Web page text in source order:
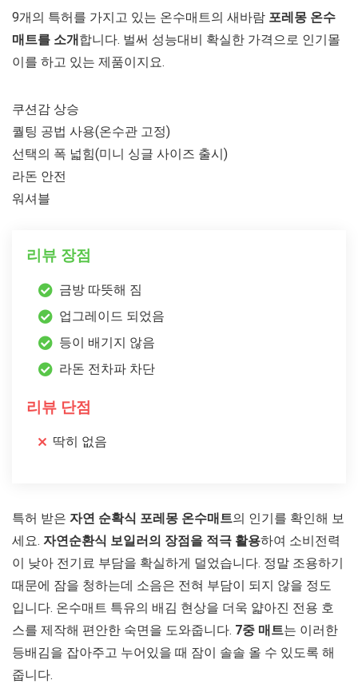
9개의 특허를 가지고 있는 온수매트의 새바람 포레몽 온수
매트를 소개합니다. 벌써 성능대비 확실한 가격으로 인기몰
이를 하고 있는 제품이지요.
쿠션감 상승
퀄팅 공법 사용(온수관 고정)
선택의 폭 넓힘(미니 싱글 사이즈 출시)
라돈 안전
워셔블
리뷰 장점
금방 따뜻해 짐
업그레이드 되었음
등이 배기지 않음
라돈 전차파 차단
리뷰 단점
딱히 없음
특허 받은 자연 순확식 포레몽 온수매트의 인기를 확인해 보
세요. 자연순환식 보일러의 장점을 적극 활용하여 소비전력
이 낮아 전기료 부담을 확실하게 덜었습니다. 정말 조용하기
때문에 잠을 청하는데 소음은 전혀 부담이 되지 않을 정도
입니다. 온수매트 특유의 배김 현상을 더욱 얇아진 전용 호
스를 제작해 편안한 숙면을 도와줍니다. 7중 매트는 이러한
등배김을 잡아주고 누어있을 때 잠이 솔솔 올 수 있도록 해
줍니다.